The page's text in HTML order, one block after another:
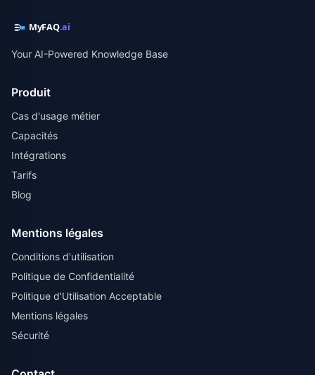
Your AI-Powered Knowledge Base
Produit
Cas d'usage métier
Capacités
Intégrations
Tarifs
Blog
Mentions légales
Conditions d'utilisation
Politique de Confidentialité
Politique d'Utilisation Acceptable
Mentions légales
Sécurité